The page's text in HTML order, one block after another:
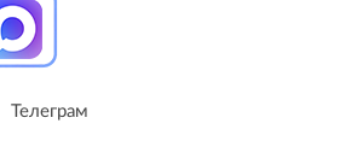
Телеграм